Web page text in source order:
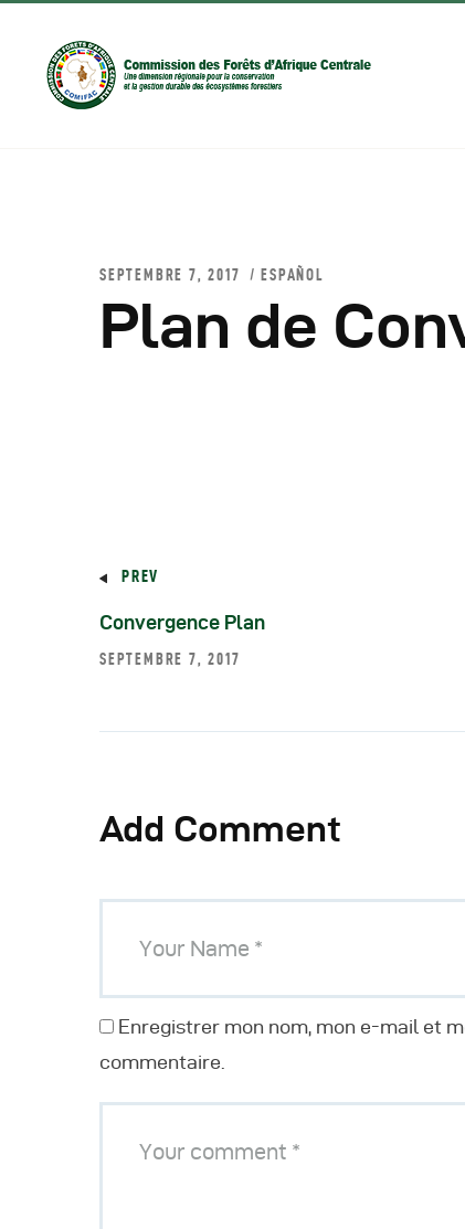
SEPTEMBRE 7, 2017 ESPAÑOL
Plan de
PREV
Convergence Plan
SEPTEMBRE 7, 2017
Add Comment
Enregistrer mon nom, mon e-mail et
commentaire.